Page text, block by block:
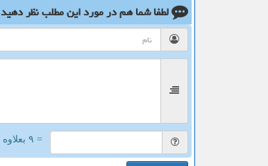
لطفا شما همدر مورد این مطلبنظر دهید
= ۹ بعلاوه ۴